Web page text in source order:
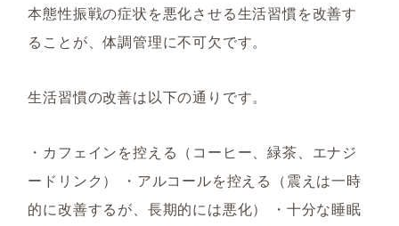
本態性振戦の症状を悪化させる生活習慣を改善す
ることが、体調管理に不可欠です。
生活習慣の改善は以下の通りです。
・カフェインを控える（コーヒー、緑茶、エナジ
ードリンク） ・アルコールを控える（震えは一時
的に改善するが、長期的には悪化） ・十分な睡眠